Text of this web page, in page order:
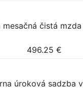
mesačná čistá
496.25 €
úroková sadzba